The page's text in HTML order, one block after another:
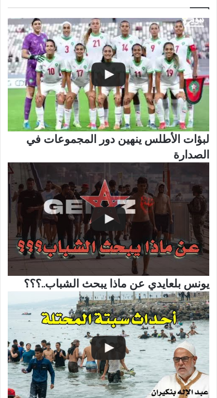
لبؤات الأطلس ينهين دور المجموعات في
الصدارة
يونس بلعايدي عن ماذا يبحث الشباب..؟؟؟